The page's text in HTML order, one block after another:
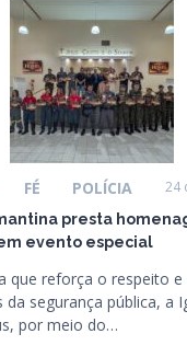
FÉ POLÍCIA 24
presta
evento especial
que reforça o respeito
segurança pública, a
por meio do…